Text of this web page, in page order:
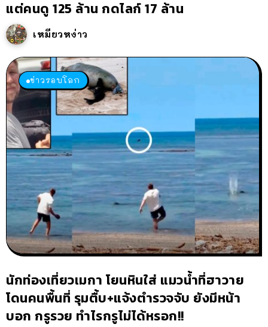
แต่คนดู 125 ล้าน กดไลก์ 17 ล้าน
เหมียวหง่าว
ข่าวรอบโลก
นักท่องเที่ยวเมกา โยนหินใส่ แมวน้ำที่ฮาวาย
โดนคนพื้นที่ รุมตื้บ+แจ้งตำรวจจับ ยังมีหน้า
บอก กรูรวย ทำไรกรูไม่ได้หรอก!!